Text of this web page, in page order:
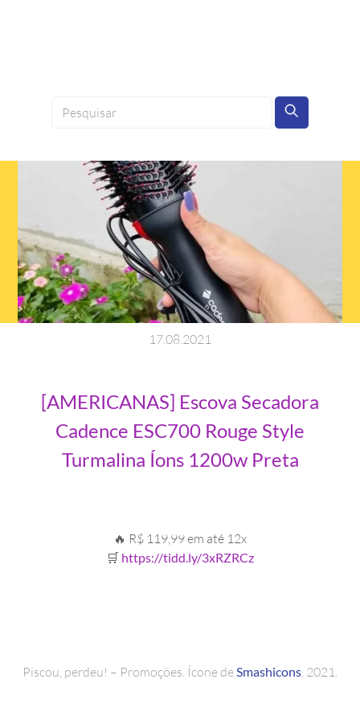
1708 2021
[AMERICANAS] Escova Secadora
Cadence ESC700 Rouge Style
Turmalina Íons 1200w Preta
🔥 R$ 119,99 em até 12x
🛒 https://tidd.ly/3xRZRCz
Piscou, perdeu! – Promoções. Ícone de Smashicons . 2021.